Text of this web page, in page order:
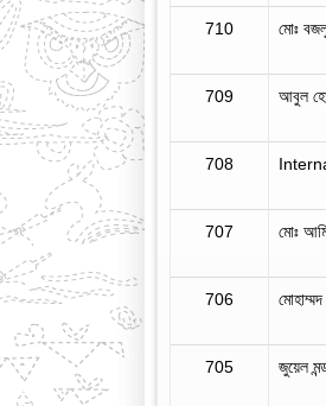
710 মোঃ
709 আবুল
708
707 মোঃ
706
705 জুয়েল